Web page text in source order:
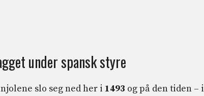
under spansk styre
slo seg ned her i 1493 og på den tiden – i